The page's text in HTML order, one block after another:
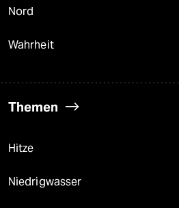
Nord
Wahrheit
Themen
Hitze
Niedrigwasser